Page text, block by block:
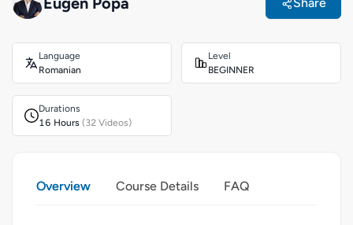
Language
Romanian
Level
BEGINNER
Durations
16 Hours (32 Videos)
Overview Course Details FAQ